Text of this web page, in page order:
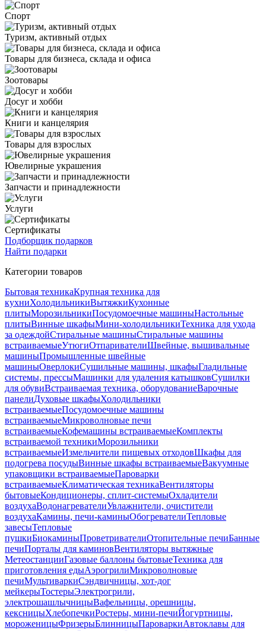
Спорт
Туризм, активный отдых
Товары для бизнеса, склада и офиса
Зоотовары
Досуг и хобби
Книги и канцелярия
Товары для взрослых
Ювелирные украшения
Запчасти и принадлежности
Услуги
Сертификаты
Подборщик подарков
Найти подарки
Категории товаров
Бытовая техникаКрупная техника для
кухниХолодильникиВытяжкиКухонные
плитыМорозильникиПосудомоечные машиныНастольные
плитыВинные шкафыМини-холодильникиТехника для ухода
за одеждойСтиральные машиныСтиральные машины
встраиваемыеУтюгиОтпаривателиШвейные, вышивальные
машиныПромышленные швейные
машиныОверлокиСушильные машины, шкафыГладильные
системы, прессыМашинки для удаления катышковСушилки
для обувиВстраиваемая техника, оборудованиеВарочные
панелиДуховые шкафыХолодильники
встраиваемыеПосудомоечные машины
встраиваемыеМикроволновые печи
встраиваемыеКофемашины встраиваемыеКомплекты
встраиваемой техникиМорозильники
встраиваемыеИзмельчители пищевых отходовШкафы для
подогрева посудыВинные шкафы встраиваемыеВакуумные
упаковщики встраиваемыеПароварки
встраиваемыеКлиматическая техникаВентиляторы
бытовыеКондиционеры, сплит-системыОхладители
воздухаВодонагревателиУвлажнители, очистители
воздухаКамины, печи-каминыОбогревателиТепловые
завесыТепловые
пушкиБиокаминыПроветривателиОтопительные печиБанные
печиПорталы для каминовВентиляторы вытяжные
МетеостанцииГазовые баллоны бытовыеТехника для
приготовления едыАэрогрилиМикроволновые
печиМультиваркиСэндвичницы, хот-дог
мейкерыТостерыЭлектрогрили,
электрошашлычницыВафельницы, орешницы,
кексницыХлебопечкиРостеры, мини-печиЙогуртницы,
мороженицыФризерыБлинницыПароваркиАвтоклавы для